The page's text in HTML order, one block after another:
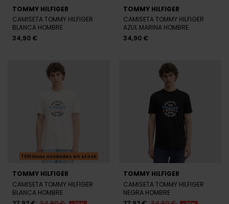
TOMMY HILFIGER
CAMISETA TOMMY HILFIGER
BLANCA HOMBRE
34,90 €
TOMMY HILFIGER
CAMISETA TOMMY HILFIGER
AZUL MARINA HOMBRE
34,90 €
Últimas unidades en stock
TOMMY HILFIGER
CAMISETA TOMMY HILFIGER
BLANCA HOMBRE
TOMMY HILFIGER
CAMISETA TOMMY HILFIGER
NEGRA HOMBRE